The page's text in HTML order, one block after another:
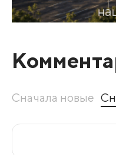
Сначала новые